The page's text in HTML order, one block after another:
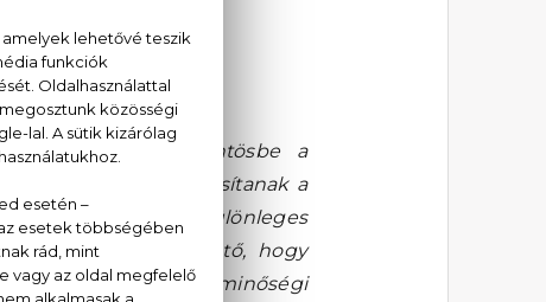
modern köntösbe a
harmóniát biztosítanak a
gondoskodást, különleges
annak köszönhető, hogy
kéne tenni, így minőségi